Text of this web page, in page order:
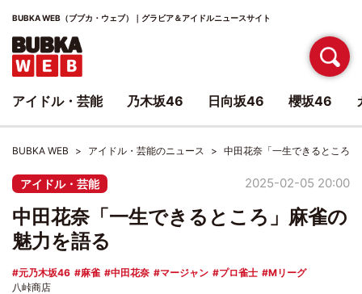
BUBKA WEB（ブブカ・ウェブ）｜グラビア＆アイドルニュースサイト
BUBKA WEB アイドル・芸能のニュース 中田花奈「一生できるところ
アイドル・芸能 2025-02-05 20:00
中田花奈「一生できるところ」麻雀の
魅力を語る
元乃木坂46 麻雀 中田花奈 マージャン プロ雀士
Mリーグ
八峠商店
アイドル・芸能 乃木坂46 日向坂46 櫻坂46